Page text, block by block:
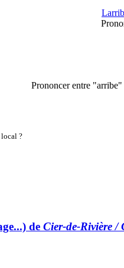
Prononcer entre
?
de Cier-de-Rivière /